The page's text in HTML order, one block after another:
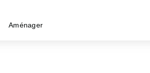
Aménager